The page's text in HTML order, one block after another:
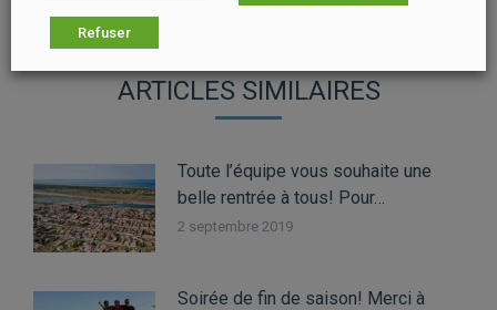
:
ARTICLES SIMILAIRES
Toute l’équipe vous souhaite une
belle rentrée à tous! Pour…
2 septembre 2019
Soirée de fin de saison! Merci à
Refuser